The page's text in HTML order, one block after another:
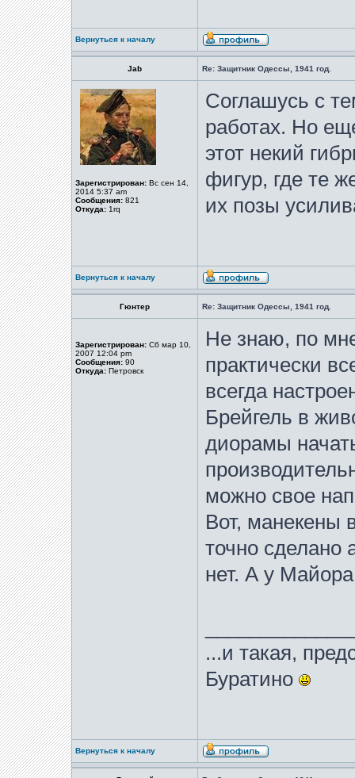
Вернуться к началу
Jab Re: Защитник Одессы, 1941 год.
Зарегистрирован: Вс сен 14,
2014 5:37 am
Сообщения: 821
Откуда: 1rq
Соглашусь с
работах. Но
этот некий
фигур, где те
их позы
Вернуться к началу
Гюнтер Re: Защитник Одессы, 1941 год.
Зарегистрирован: Сб мар 10,
2007 12:04 pm
Сообщения: 90
Откуда: Петровск
Не знаю, по
практически
всегда
Брейгель в
диорамы
можно свое
Вот, манекены
точно сделано
нет. А у
...и такая,
Буратино
Вернуться к началу